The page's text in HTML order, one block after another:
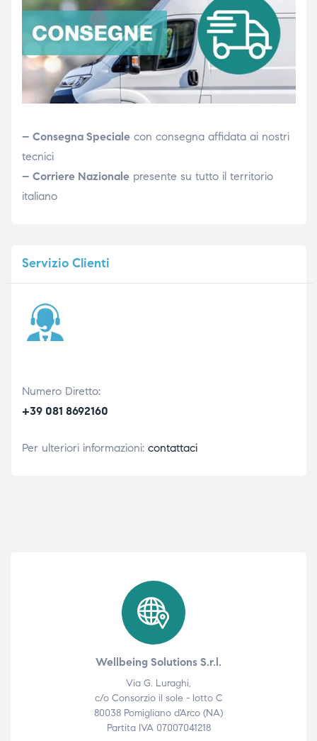
– Consegna Specialecon consegna affidata ai nostri
tecnici
– Corriere Nazionalepresente su tutto il territorio
italiano
ServizioClienti
Numero Diretto:
+39 081 8692160
Per ulteriori informazioni: contattaci
Wellbeing Solutions S.r.l.
Via G. Luraghi,
c/o Consorzio il sole - lotto C
80038 Pomigliano d'Arco (NA)
Partita IVA 07007041218